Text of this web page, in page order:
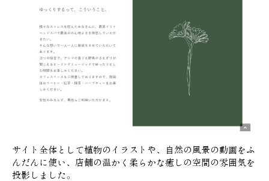
サイト全体として植物のイラストや、自然の風景の動画をふ
んだんに使い、店舗の温かく柔らかな癒しの空間の雰囲気を
投影しました。